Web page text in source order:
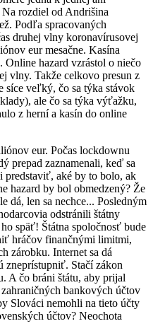
rozdiel od Andrišina
Podľa spracovaných
druhej vlny koronavírusovej
eur mesačne. Kasína
Online hazard vzrástol o niečo
vlny. Takže celkovo presun z
síce veľký, čo sa týka stávok
ale čo sa týka výťažku,
z herní a kasín do online
eur. Počas lockdownu
prepad zaznamenali, keď sa
predstaviť, aké by to bolo, ak
hazard by bol obmedzený? Že
dá, len sa nechce... Posledným
odstránili štátny
späť! Štátna spoločnosť bude
hráčov finančnými limitmi,
zárobku. Internet sa dá
zneprístupniť. Stačí zákon
A čo bráni štátu, aby prijal
bankových účtov
Slováci nemohli na tieto účty
účtov? Neochota